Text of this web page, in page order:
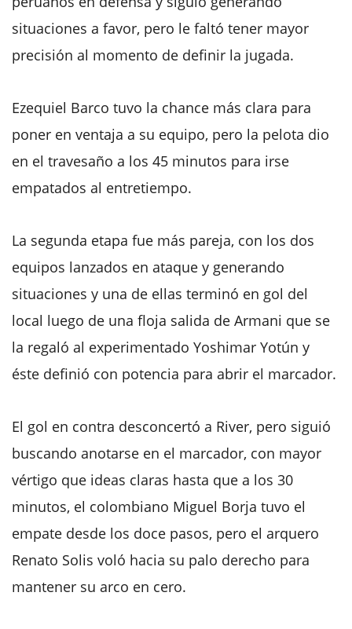
situaciones a favor, pero le faltó tener mayor
precisión al momento de definir la jugada.
Ezequiel Barco tuvo la chance más clara para
poner en ventaja a su equipo, pero la pelota dio
en el travesaño a los 45 minutos para irse
empatados al entretiempo.
La segunda etapa fue más pareja, con los dos
equipos lanzados en ataque y generando
situaciones y una de ellas terminó en gol del
local luego de una floja salida de Armani que se
la regaló al experimentado Yoshimar Yotún y
éste definió con potencia para abrir el marcador.
El gol en contra desconcertó a River, pero siguió
buscando anotarse en el marcador, con mayor
vértigo que ideas claras hasta que a los 30
minutos, el colombiano Miguel Borja tuvo el
empate desde los doce pasos, pero el arquero
Renato Solis voló hacia su palo derecho para
mantener su arco en cero.